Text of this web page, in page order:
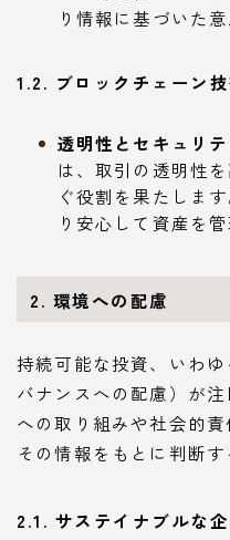
り情報に基づいた
1.2. ブロックチェーン
透明性とセキュリテ
は、取引の透明性
ぐ役割を果たしま
り安心して資産を
2. 環境への配慮
持続可能な投資、いわ
バナンスへの配慮）が
への取り組みや社会的
その情報をもとに判断す
2.1. サステイナブルな